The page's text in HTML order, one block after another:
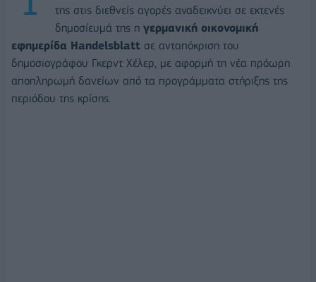
της στις διεθνείς αγορές αναδεικνύει σε εκτενές
δημοσίευμά της η γερμανική οικονομική
εφημερίδα Handelsblatt σε ανταπόκριση του
δημοσιογράφου Γκερντ Χέλερ, με αφορμή τη νέα πρόωρη
αποπληρωμή δανείων από τα προγράμματα στήριξης της
περιόδου της κρίσης.